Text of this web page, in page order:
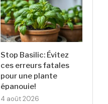
Stop Basilic: Évitez
ces erreurs fatales
pour une plante
épanouie!
4 août 2026